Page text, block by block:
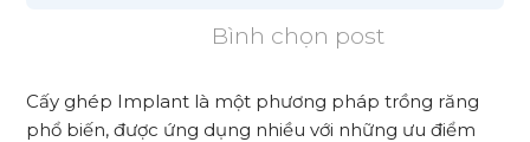
Bình chọn post
Cấy ghép Implant là một phương pháp trồng răng
phổ biến, được ứng dụng nhiều với những ưu điểm